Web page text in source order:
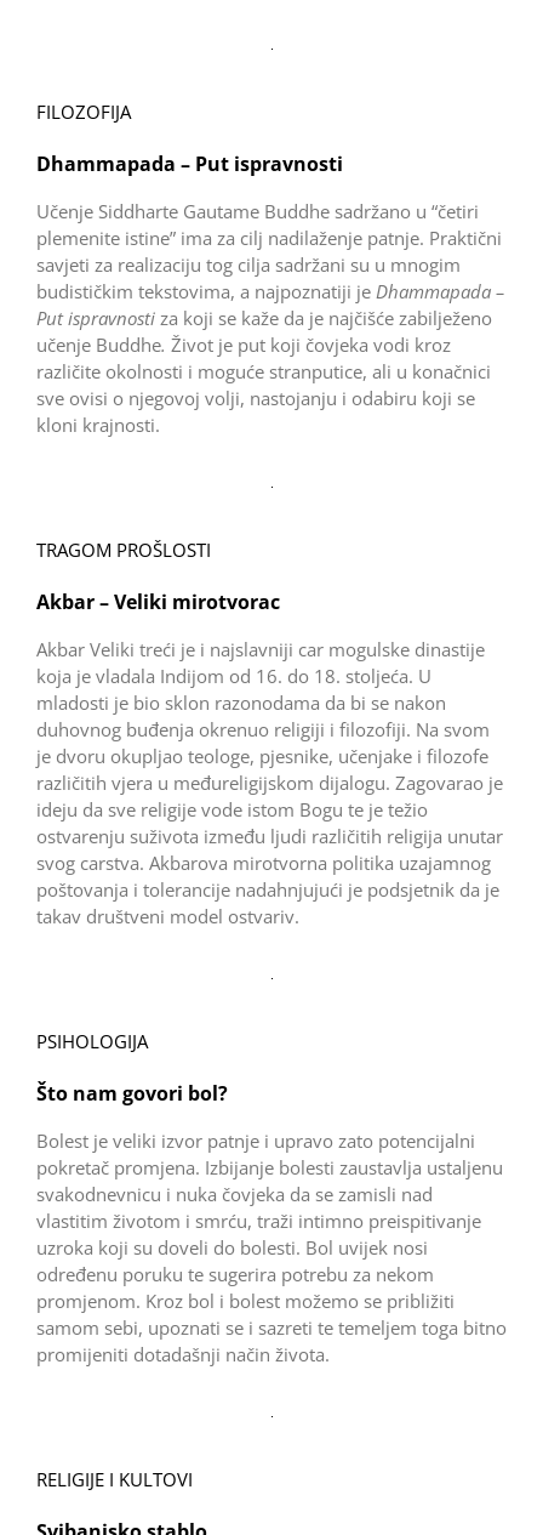
FILOZOFIJA
Dhammapada – Put ispravnosti
Učenje Siddharte Gautame Buddhe sadržano u “četiri
plemenite istine” ima za cilj nadilaženje patnje. Praktični
savjeti za realizaciju tog cilja sadržani su u mnogim
budističkim tekstovima, a najpoznatiji je Dhammapada –
Put ispravnostiza koji se kaže da je najčišće zabilježeno
učenje Buddhe. Život je put koji čovjeka vodi kroz
različite okolnosti i moguće stranputice, ali u konačnici
sve ovisi o njegovoj volji, nastojanju i odabiru koji se
kloni krajnosti.
TRAGOM PROŠLOSTI
Akbar – Veliki mirotvorac
Akbar Veliki treći je i najslavniji car mogulske dinastije
koja je vladala Indijom od 16. do 18. stoljeća. U
mladosti je bio sklon razonodama da bi se nakon
duhovnog buđenja okrenuo religiji i filozofiji. Na svom
je dvoru okupljao teologe, pjesnike, učenjake i filozofe
različitih vjera u međureligijskom dijalogu. Zagovarao je
ideju da sve religije vode istom Bogu te je težio
ostvarenju suživota između ljudi različitih religija unutar
svog carstva. Akbarova mirotvorna politika uzajamnog
poštovanja i tolerancije nadahnjujući je podsjetnik da je
takav društveni model ostvariv.
PSIHOLOGIJA
Što nam govori bol?
Bolest je veliki izvor patnje i upravo zato potencijalni
pokretač promjena. Izbijanje bolesti zaustavlja ustaljenu
svakodnevnicu i nuka čovjeka da se zamisli nad
vlastitim životom i smrću, traži intimno preispitivanje
uzroka koji su doveli do bolesti. Bol uvijek nosi
određenu poruku te sugerira potrebu za nekom
promjenom. Kroz bol i bolest možemo se približiti
samom sebi, upoznati se i sazreti te temeljem toga bitno
promijeniti dotadašnji način života.
RELIGIJE I KULTOVI